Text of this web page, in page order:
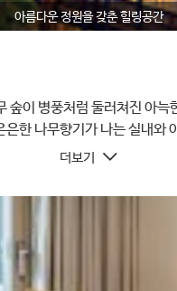
아름다운 정원을 갖춘 힐링공간
이 병풍처럼 둘러쳐진 아
한 나무향기가 나는 실내와
더보기